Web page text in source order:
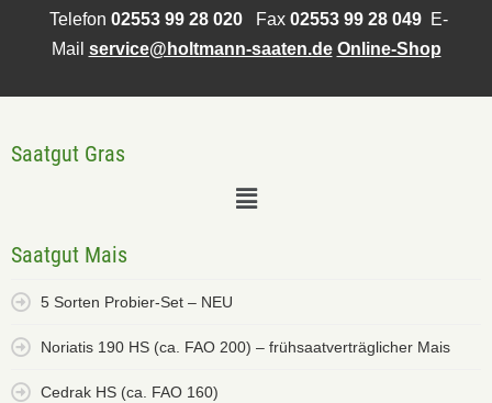
Telefon 02553 99 28 020Fax 02553 99 28 049E-
Mail service@holtmann-saaten.de Online-Shop
Saatgut Gras
Saatgut Mais
5 Sorten Probier-Set – NEU
Noriatis 190 HS (ca. FAO 200) – frühsaatverträglicher Mais
Cedrak HS (ca. FAO 160)